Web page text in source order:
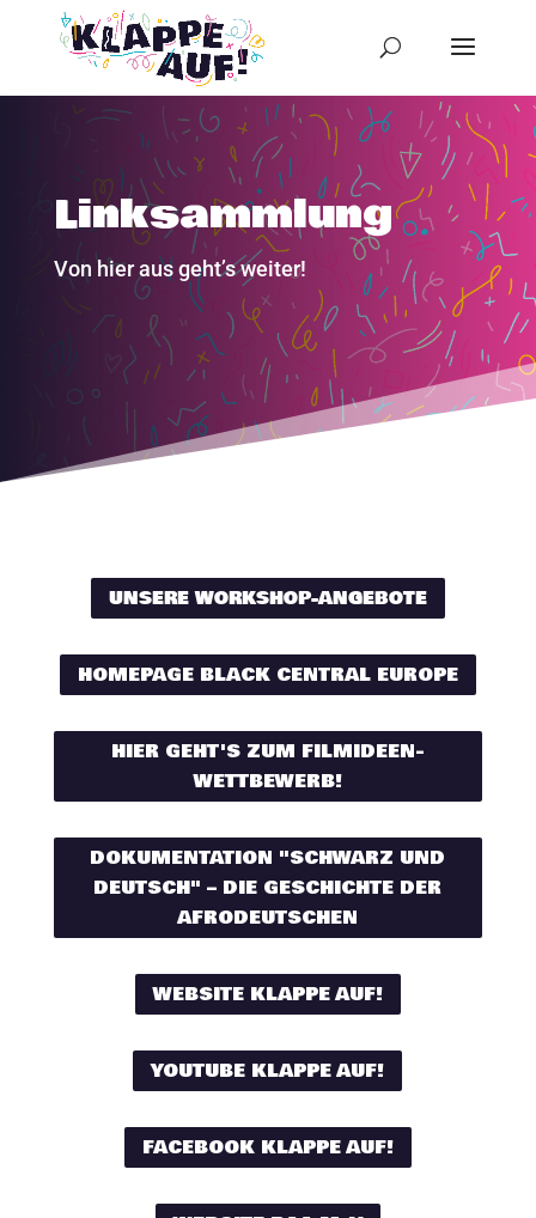
Linksammlung
Von hier aus geht’s weiter!
UNSERE WORKSHOP-ANGEBOTE
HOMEPAGE BLACK CENTRAL EUROPE
HIER GEHT'S ZUM FILMIDEEN-
WETTBEWERB!
DOKUMENTATION "SCHWARZ UND
DEUTSCH" – DIE GESCHICHTE DER
AFRODEUTSCHEN
WEBSITE KLAPPE AUF!
YOUTUBE KLAPPE AUF!
FACEBOOK KLAPPE AUF!